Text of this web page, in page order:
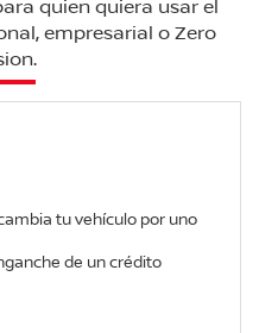
quien quiera usar el
empresarial o Zero
tu vehículo por uno
de un crédito